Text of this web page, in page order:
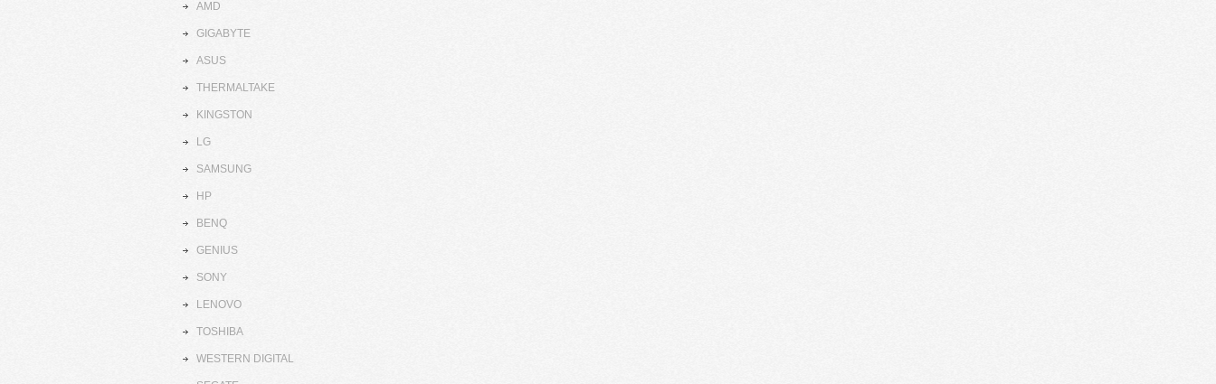
AMD
GIGABYTE
ASUS
THERMALTAKE
KINGSTON
LG
SAMSUNG
HP
BENQ
GENIUS
SONY
LENOVO
TOSHIBA
WESTERN DIGITAL